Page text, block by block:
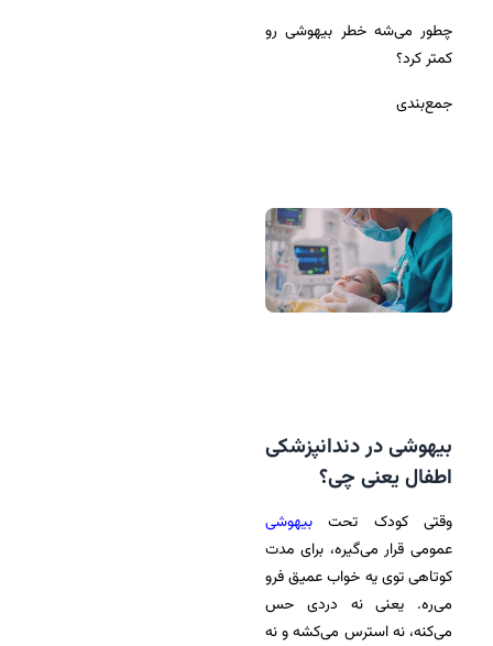
چطور می‌شه خطر بیهوشی رو
کمتر کرد؟
جمع‌بندی
بیهوشی در دندانپزشکی
اطفال یعنی چی؟
وقتی کودک تحت بیهوشی
عمومی قرار می‌گیره، برای مدت
کوتاهی توی یه خواب عمیق فرو
می‌ره. یعنی نه دردی حس
می‌کنه، نه استرس می‌کشه و نه